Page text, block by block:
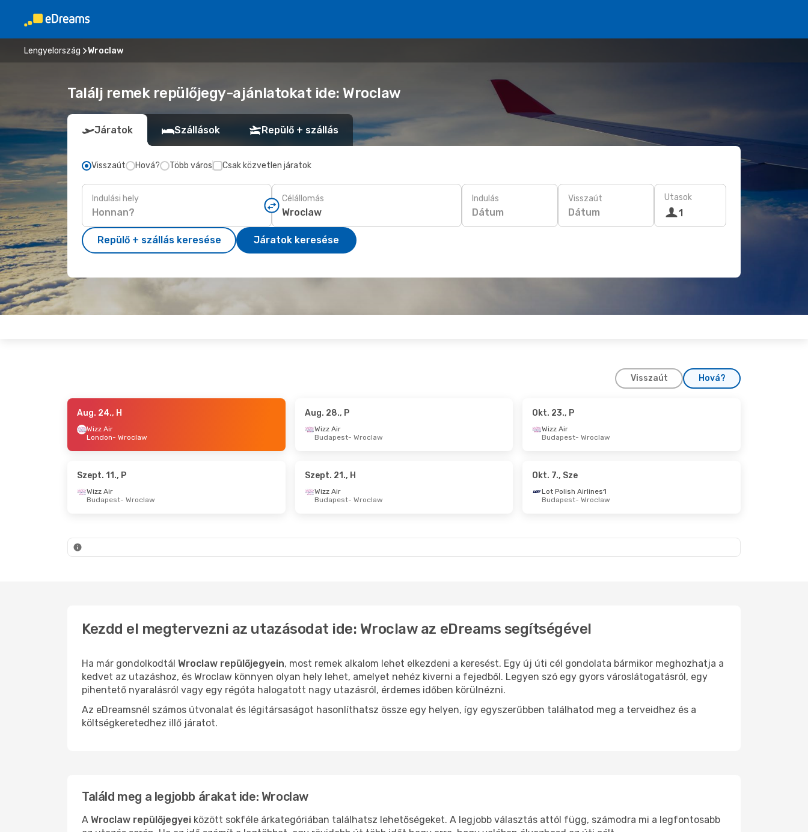
Lengyelország Wroclaw
Találj remek repülőjegy-ajánlatokat ide: Wroclaw
Járatok Szállások Repülő + szállás
Visszaút Hová? Több város Csak közvetlen járatok
Indulási hely Célállomás Indulás
Dátum
Visszaút
Dátum
Utasok
1
Repülő + szállás keresése Járatok keresése
Visszaút Hová?
- Aug. 26., Sze
- Wroclaw
- Wroclaw
- Okt. 12., H
- Budapest
- Szept. 21., H - Okt. 19., H
Aug. 24., H
Wizz Air
London- Wroclaw
Aug. 28., P
Wizz Air
Budapest- Wroclaw
Okt. 23., P
Wizz Air
Budapest- Wroclaw
Szept. 11., P
Wizz Air
Budapest- Wroclaw
Szept. 21., H
Wizz Air
Budapest- Wroclaw
Okt. 7., Sze
Lot Polish Airlines1
Budapest- Wroclaw
Kezdd el megtervezni az utazásodat ide: Wroclaw az eDreams segítségével
Ha már gondolkodtál Wroclaw repülőjegyein, most remek alkalom lehet elkezdeni a keresést. Egy új úti cél gondolata bármikor meghozhatja a
kedvet az utazáshoz, és Wroclaw könnyen olyan hely lehet, amelyet nehéz kiverni a fejedből. Legyen szó egy gyors városlátogatásról, egy
pihentető nyaralásról vagy egy régóta halogatott nagy utazásról, érdemes időben körülnézni.
Az eDreamsnél számos útvonalat és légitársaságot hasonlíthatsz össze egy helyen, így egyszerűbben találhatod meg a terveidhez és a
költségkeretedhez illő járatot.
Találd meg a legjobb árakat ide: Wroclaw
A Wroclaw repülőjegyei között sokféle árkategóriában találhatsz lehetőségeket. A legjobb választás attól függ, számodra mi a legfontosabb